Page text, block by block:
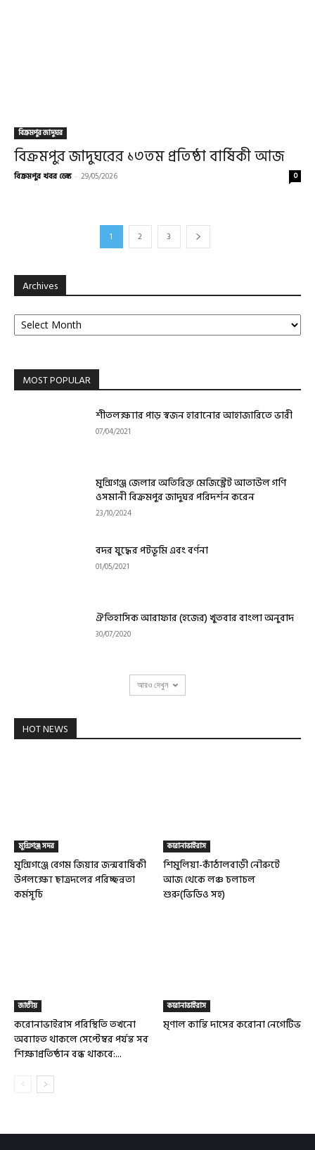
বিক্রমপুর জাদুঘর
বিক্রমপুর জাদুঘরের ১৩তম প্রতিষ্ঠা বার্ষিকী আজ
বিক্রমপুর খবর ডেস্ক - 29/05/2026 0
1 2 3
Archives
Archives
MOST POPULAR
শীতলক্ষ্যার পাড় স্বজন হারানোর আহাজারিতে ভারী
07/04/2021
মুন্সিগঞ্জ জেলার অতিরিক্ত মেজিস্ট্রেট আতাউল গণি
ওসমানী বিক্রমপুর জাদুঘর পরিদর্শন করেন
23/10/2024
বদর যুদ্ধের পটভূমি এবং বর্ণনা
01/05/2021
ঐতিহাসিক আরাফার (হজের) খুতবার বাংলা অনুবাদ
30/07/2020
আরও দেখুন
HOT NEWS
মুন্সিগঞ্জ সদর
মুন্সিগঞ্জে বেগম জিয়ার জন্মবার্ষিকী
উপলক্ষ্যে ছাত্রদলের পরিচ্ছন্নতা
কর্মসূচি
করোনাভাইরাস
শিমুলিয়া-কাঁঠালবাড়ী নৌরুটে
আজ থেকে লঞ্চ চলাচল
শুরু(ভিডিও সহ)
জাতীয়
করোনাভাইরাস পরিস্থিতি তখনো
অব্যাহত থাকলে সেপ্টেম্বর পর্যন্ত সব
শিক্ষাপ্রতিষ্ঠান বন্ধ থাকবে:...
করোনাভাইরাস
মৃণাল কান্তি দাসের করোনা নেগেটিভ